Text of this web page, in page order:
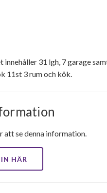
31 lgh, 7 garage
11st 3 rum och kök.
att se denna information.
HÄR